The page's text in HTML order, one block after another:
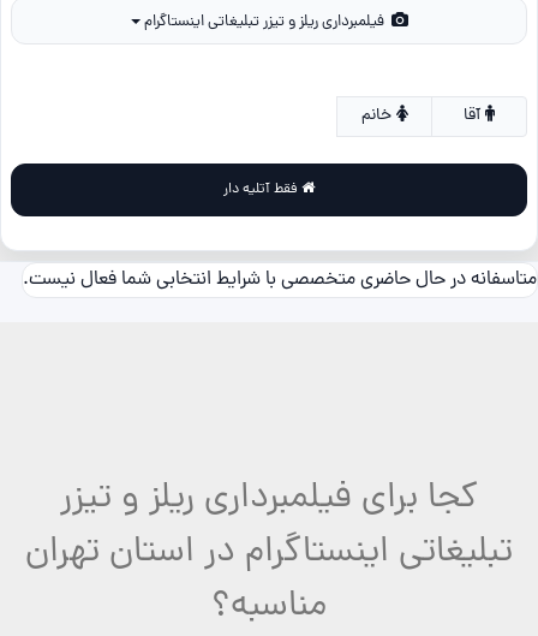
فیلمبرداری ریلز و تیزر تبلیغاتی اینستاگرام
خانم
متاسفانه در حال حاضری متخصصی با شرایط انتخابی شما فعال نیست.
کجا برای فیلمبرداری ریلز و تیزر
تبلیغاتی اینستاگرام در استان تهران
مناسبه؟